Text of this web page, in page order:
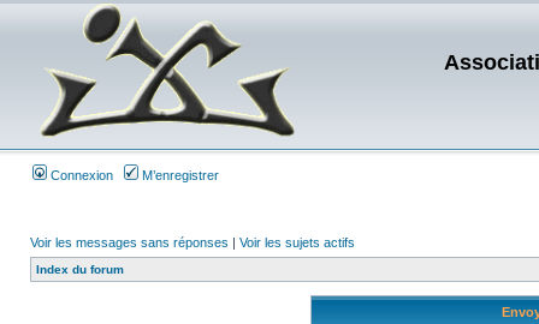
Connexion M’enregistrer
Voir les messages sans réponses | Voir les sujets actifs
Index du forum